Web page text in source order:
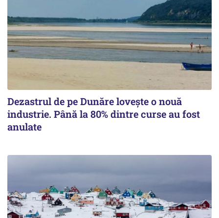
Dezastrul de pe Dunăre lovește o nouă
industrie. Până la 80% dintre curse au fost
anulate